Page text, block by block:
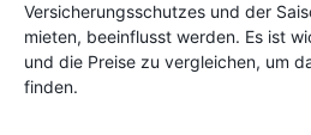
Versicherungsschutzes und der
mieten, beeinflusst werden. Es ist
und die Preise zu vergleichen, um
finden.